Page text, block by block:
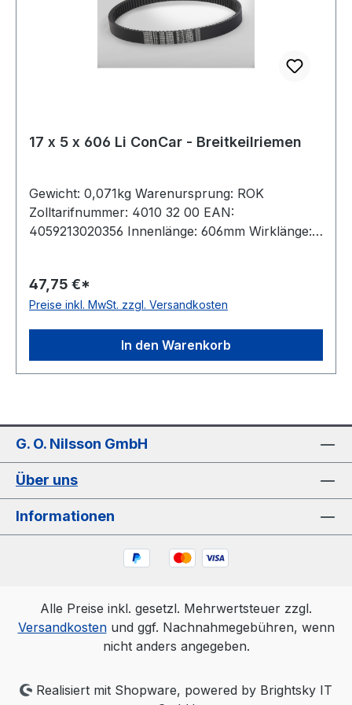
17 x 5 x 606 Li ConCar - Breitkeilriemen
Gewicht: 0,071kg Warenursprung: ROK
Zolltarifnummer: 4010 32 00 EAN:
4059213020356 Innenlänge: 606mm Wirklänge:
antistatisch: ja Norm: DIN 7719 / ISO 1604 Breite:
17mm Höhe: 5mm Winkel: 24° Material:
47,75 €*
Preise inkl. MwSt. zzgl. Versandkosten
In den Warenkorb
G. O. Nilsson GmbH
Über uns
Informationen
Alle Preise inkl. gesetzl. Mehrwertsteuer zzgl.
Versandkostenund ggf. Nachnahmegebühren, wenn
nicht anders angegeben.
Realisiert mit Shopware, powered by Brightsky IT